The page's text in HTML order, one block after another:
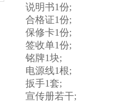
说明书1份;
合格证1份;
保修卡1份;
签收单1份;
铭牌1块;
电源线1根;
扳手1套;
宣传册若干;